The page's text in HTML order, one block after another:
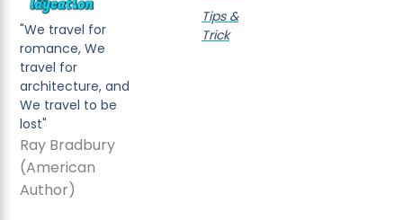
"We travel for
romance, We
travel for
architecture, and
We travel to be
lost"
Ray Bradbury
(American
Author)
Tips &
Trick